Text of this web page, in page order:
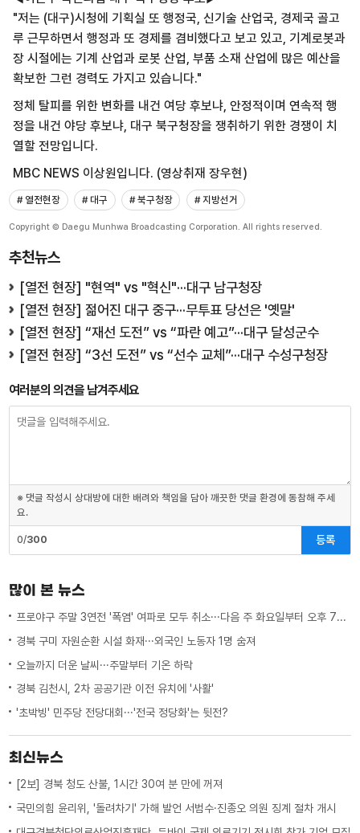
"저는 (대구)시청에 기획실 또 행정국, 신기술 산업국, 경제국 골고
루 근무하면서 행정과 또 경제를 겸비했다고 보고 있고, 기계로봇과
장 시절에는 기계 산업과 로봇 산업, 부품 소재 산업에 많은 예산을
확보한 그런 경력도 가지고 있습니다."
정체 탈피를 위한 변화를 내건 여당 후보냐, 안정적이며 연속적 행
정을 내건 야당 후보냐, 대구 북구청장을 쟁취하기 위한 경쟁이 치
열할 전망입니다.
MBC NEWS 이상원입니다. (영상취재 장우현)
# 열전현장 # 대구 # 북구청장 # 지방선거
Copyright © Daegu Munhwa Broadcasting Corporation. All rights reserved.
추천뉴스
[열전 현장] "현역" vs "혁신"···대구 남구청장
[열전 현장] 젊어진 대구 중구···무투표 당선은 '옛말'
[열전 현장] “재선 도전” vs “파란 예고”···대구 달성군수
[열전 현장] “3선 도전” vs “선수 교체”···대구 수성구청장
여러분의 의견을 남겨주세요
※ 댓글 작성시 상대방에 대한 배려와 책임을 담아 깨끗한 댓글 환경에 동참해 주세
요.
0/300 등록
많이 본 뉴스
프로야구 주말 3연전 '폭염' 여파로 모두 취소···다음 주 화요일부터 오후 7시 시작
경북 구미 자원순환 시설 화재···외국인 노동자 1명 숨져
오늘까지 더운 날씨···주말부터 기온 하락
경북 김천시, 2차 공공기관 이전 유치에 '사활'
'초박빙' 민주당 전당대회···'전국 정당화'는 뒷전?
최신뉴스
[2보] 경북 청도 산불, 1시간 30여 분 만에 꺼져
국민의힘 윤리위, '돌려차기' 가해 발언 서범수·진종오 의원 징계 절차 개시